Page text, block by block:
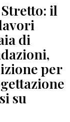
il
di
per
su